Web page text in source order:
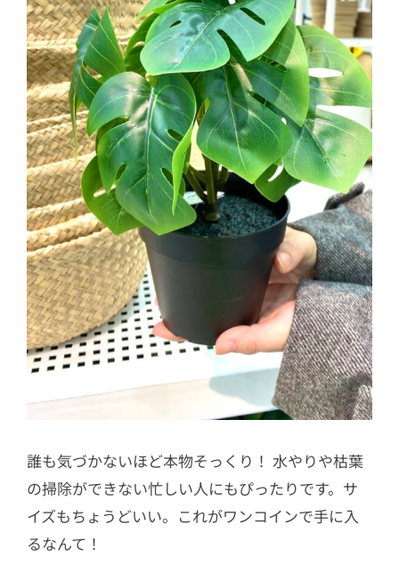
誰も気づかないほど本物そっくり！ 水やりや枯葉
の掃除ができない忙しい人にもぴったりです。サ
イズもちょうどいい。これがワンコインで手に入
るなんて！